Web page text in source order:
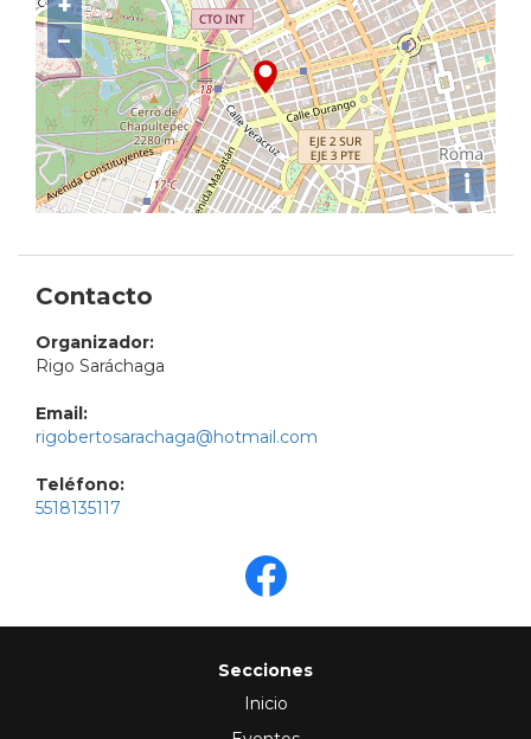
−
i
Contacto
Organizador:
Rigo Saráchaga
Email:
rigobertosarachaga@hotmail.com
Teléfono:
5518135117
Secciones
Inicio